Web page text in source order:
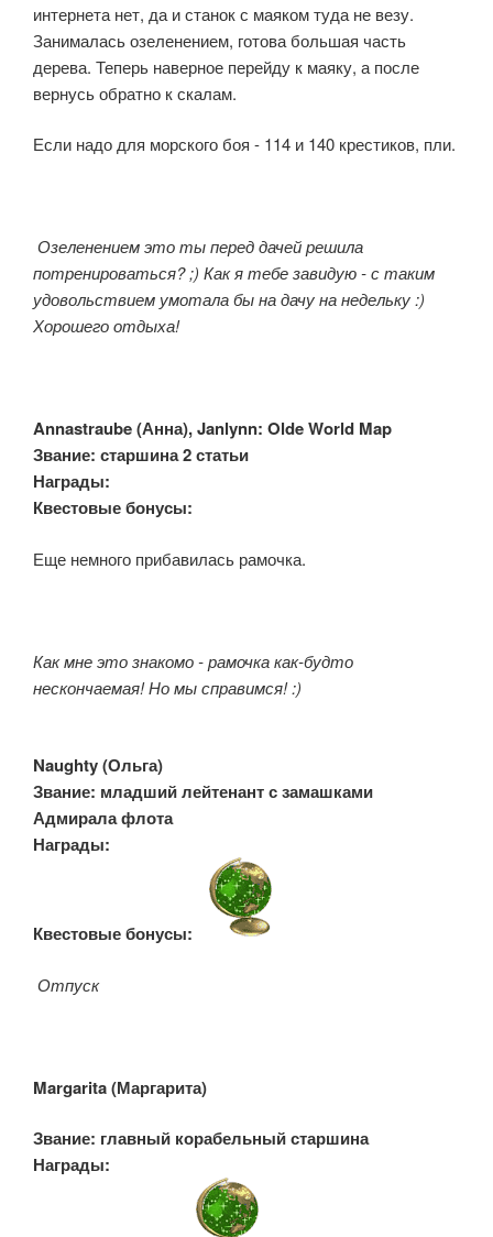
интернета нет, да и станок с маяком туда не везу.
Занималась озеленением, готова большая часть
дерева. Теперь наверное перейду к маяку, а после
вернусь обратно к скалам.
Если надо для морского боя - 114 и 140 крестиков, пли.
Озеленением это ты перед дачей решила
потренироваться? ;) Как я тебе завидую - с таким
удовольствием умотала бы на дачу на недельку :)
Хорошего отдыха!
Annastraube (Анна), Janlynn: Olde World Map
Звание: старшина 2 статьи
Награды:
Квестовые бонусы:
Еще немного прибавилась рамочка.
Как мне это знакомо - рамочка как-будто
нескончаемая! Но мы справимся! :)
Naughty (Ольга)
Звание: младший лейтенант с замашками
Адмирала флота
Награды:
Квестовые бонусы:
Отпуск
Margarita (Маргарита)
Звание: главный корабельный старшина
Награды: